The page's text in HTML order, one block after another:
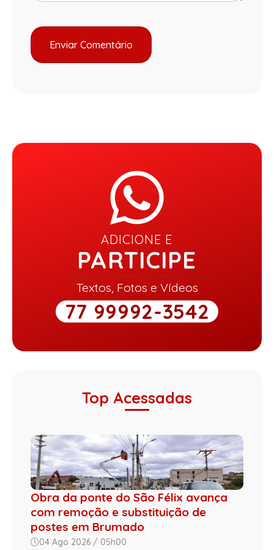
ADICIONE E
PARTICIPE
Textos, Fotos e Vídeos
77 99992-3542
Top Acessadas
Obra da ponte do São Félix avança
com remoção e substituição de
postes em Brumado
04 Ago 2026 / 05h00